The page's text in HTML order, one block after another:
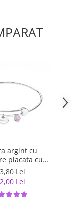
argint cu
placata cu
rodiuLei
Lei